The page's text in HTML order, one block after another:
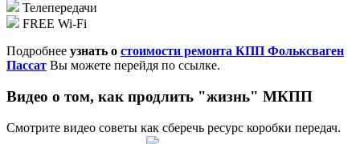
Телепередачи
FREE Wi-Fi
Подробнее узнать о стоимости ремонта КПП Фольксваген
Пассат Вы можете перейдя по ссылке.
Видео о том, как продлить "жизнь" МКПП
Смотрите видео советы как сберечь ресурс коробки передач.